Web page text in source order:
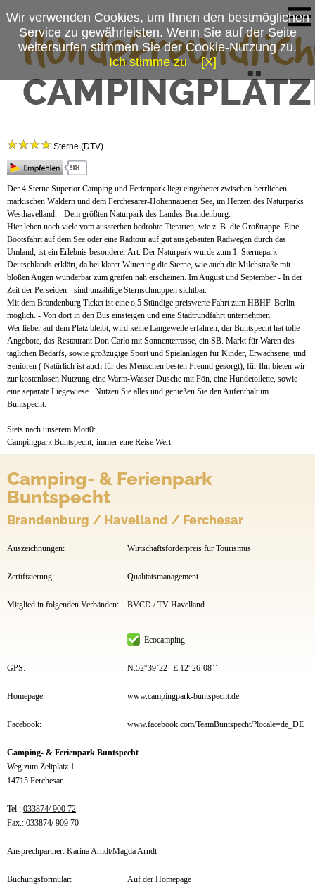
Campingplatzmenü
Stellplätze
Mietobjekte
Preise & Prospekte
Anfahrt
News
Sterne (DTV)
Der 4 Sterne Superior Camping und Ferienpark liegt eingebettet zwischen herrlichen
märkischen Wäldern und dem Ferchesarer-Hohennauener See, im Herzen des Naturparks
Westhavelland. - Dem größten Naturpark des Landes Brandenburg.
Hier leben noch viele vom aussterben bedrohte Tierarten, wie z. B. die Großtrappe. Eine
Bootsfahrt auf dem See oder eine Radtour auf gut ausgebauten Radwegen durch das
Umland, ist ein Erlebnis besonderer Art. Der Naturpark wurde zum 1. Sternepark
Deutschlands erklärt, da bei klarer Witterung die Sterne, wie auch die Milchstraße mit
bloßen Augen wunderbar zum greifen nah erscheinen. Im August und September - In der
Zeit der Perseiden - sind unzählige Sternschnuppen sichtbar.
Mit dem Brandenburg Ticket ist eine o,5 Stündige preiswerte Fahrt zum HBHF. Berlin
möglich. - Von dort in den Bus einsteigen und eine Stadtrundfahrt unternehmen.
Wer lieber auf dem Platz bleibt, wird keine Langeweile erfahren, der Buntspecht hat tolle
Angebote, das Restaurant Don Carlo mit Sonnenterrasse, ein SB. Markt für Waren des
täglichen Bedarfs, sowie großzügige Sport und Spielanlagen für Kinder, Erwachsene, und
Senioren ( Natürlich ist auch für des Menschen besten Freund gesorgt), für Ihn bieten wir
zur kostenlosen Nutzung eine Warm-Wasser Dusche mit Fön, eine Hundetoilette, sowie
eine separate Liegewiese . Nutzen Sie alles und genießen Sie den Aufenthalt im
Buntspecht.
Stets nach unserem Mott0:
Campingpark Buntspecht,-immer eine Reise Wert -
Camping- & Ferienpark
Buntspecht
Brandenburg / Havelland / Ferchesar
Auszeichnungen: Wirtschaftsförderpreis für Tourismus
Zertifizierung: Qualitätsmanagement
Mitglied in folgenden Verbänden: BVCD / TV Havelland
Ecocamping
GPS: N:52°39`22``E:12°26`08``
Homepage: www.campingpark-buntspecht.de
Facebook: www.facebook.com/TeamBuntspecht/?locale=de_DE
Camping- & Ferienpark Buntspecht
Weg zum Zeltplatz 1
14715 Ferchesar
Tel.: 033874/ 900 72
Fax.: 033874/ 909 70
Ansprechpartner: Karina Arndt/Magda Arndt
Buchungsformular: Auf der Homepage
Wir verwenden Cookies, um Ihnen den bestmöglichen
Service zu gewährleisten. Wenn Sie auf der Seite
weitersurfen stimmen Sie der Cookie-Nutzung zu.
Ich stimme zu
[X]